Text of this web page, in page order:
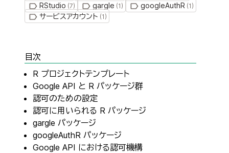
RStudio (7) gargle (1 ) googleAuthR (1 )
サービスアカウント (1 )
目次
R プロジェクトテンプレート
Google API と R パッケージ群
認可のための設定
認可に用いられる R パッケージ
gargle パッケージ
googleAuthR パッケージ
Google API における認可機構